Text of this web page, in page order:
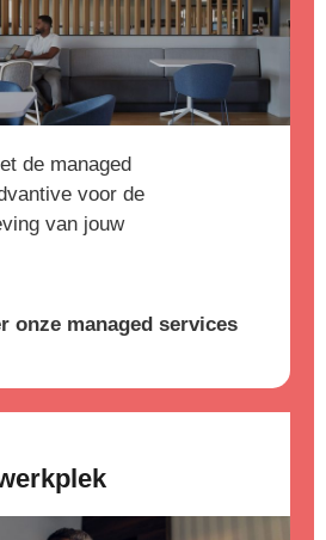
de managed
voor de
van jouw
onze managed services